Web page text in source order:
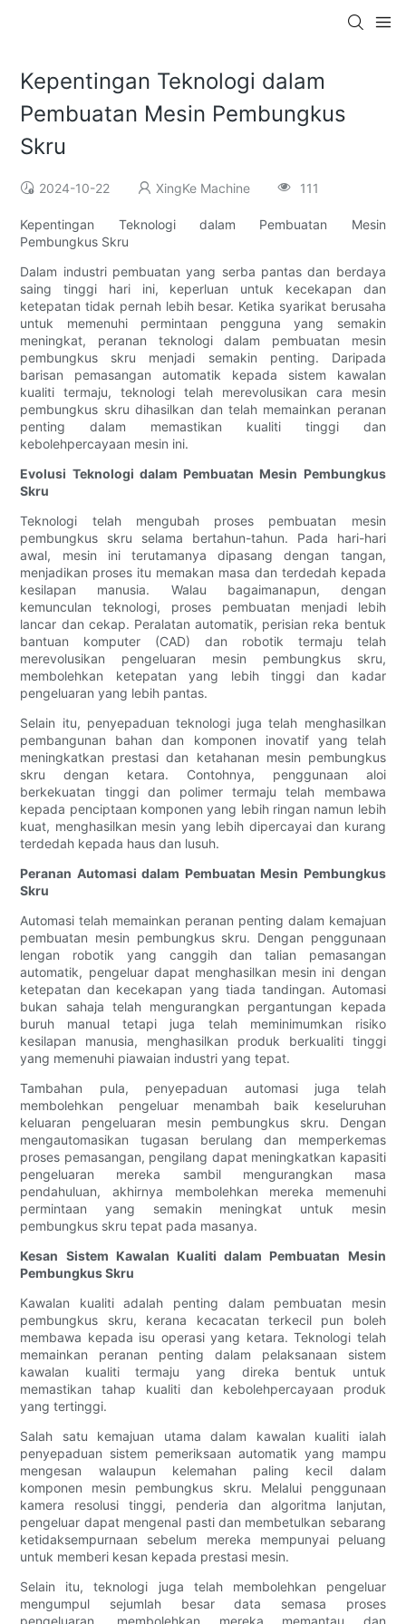
Kepentingan Teknologi dalam
Pembuatan Mesin Pembungkus
Skru
2024-10-22 XingKe Machine 111
Kepentingan Teknologi dalam Pembuatan Mesin
Pembungkus Skru
Dalam industri pembuatan yang serba pantas dan berdaya
saing tinggi hari ini, keperluan untuk kecekapan dan
ketepatan tidak pernah lebih besar. Ketika syarikat berusaha
untuk memenuhi permintaan pengguna yang semakin
meningkat, peranan teknologi dalam pembuatan mesin
pembungkus skru menjadi semakin penting. Daripada
barisan pemasangan automatik kepada sistem kawalan
kualiti termaju, teknologi telah merevolusikan cara mesin
pembungkus skru dihasilkan dan telah memainkan peranan
penting dalam memastikan kualiti tinggi dan
kebolehpercayaan mesin ini.
Evolusi Teknologi dalam Pembuatan Mesin Pembungkus
Skru
Teknologi telah mengubah proses pembuatan mesin
pembungkus skru selama bertahun-tahun. Pada hari-hari
awal, mesin ini terutamanya dipasang dengan tangan,
menjadikan proses itu memakan masa dan terdedah kepada
kesilapan manusia. Walau bagaimanapun, dengan
kemunculan teknologi, proses pembuatan menjadi lebih
lancar dan cekap. Peralatan automatik, perisian reka bentuk
bantuan komputer (CAD) dan robotik termaju telah
merevolusikan pengeluaran mesin pembungkus skru,
membolehkan ketepatan yang lebih tinggi dan kadar
pengeluaran yang lebih pantas.
Selain itu, penyepaduan teknologi juga telah menghasilkan
pembangunan bahan dan komponen inovatif yang telah
meningkatkan prestasi dan ketahanan mesin pembungkus
skru dengan ketara. Contohnya, penggunaan aloi
berkekuatan tinggi dan polimer termaju telah membawa
kepada penciptaan komponen yang lebih ringan namun lebih
kuat, menghasilkan mesin yang lebih dipercayai dan kurang
terdedah kepada haus dan lusuh.
Peranan Automasi dalam Pembuatan Mesin Pembungkus
Skru
Automasi telah memainkan peranan penting dalam kemajuan
pembuatan mesin pembungkus skru. Dengan penggunaan
lengan robotik yang canggih dan talian pemasangan
automatik, pengeluar dapat menghasilkan mesin ini dengan
ketepatan dan kecekapan yang tiada tandingan. Automasi
bukan sahaja telah mengurangkan pergantungan kepada
buruh manual tetapi juga telah meminimumkan risiko
kesilapan manusia, menghasilkan produk berkualiti tinggi
yang memenuhi piawaian industri yang tepat.
Tambahan pula, penyepaduan automasi juga telah
membolehkan pengeluar menambah baik keseluruhan
keluaran pengeluaran mesin pembungkus skru. Dengan
mengautomasikan tugasan berulang dan memperkemas
proses pemasangan, pengilang dapat meningkatkan kapasiti
pengeluaran mereka sambil mengurangkan masa
pendahuluan, akhirnya membolehkan mereka memenuhi
permintaan yang semakin meningkat untuk mesin
pembungkus skru tepat pada masanya.
Kesan Sistem Kawalan Kualiti dalam Pembuatan Mesin
Pembungkus Skru
Kawalan kualiti adalah penting dalam pembuatan mesin
pembungkus skru, kerana kecacatan terkecil pun boleh
membawa kepada isu operasi yang ketara. Teknologi telah
memainkan peranan penting dalam pelaksanaan sistem
kawalan kualiti termaju yang direka bentuk untuk
memastikan tahap kualiti dan kebolehpercayaan produk
yang tertinggi.
Salah satu kemajuan utama dalam kawalan kualiti ialah
penyepaduan sistem pemeriksaan automatik yang mampu
mengesan walaupun kelemahan paling kecil dalam
komponen mesin pembungkus skru. Melalui penggunaan
kamera resolusi tinggi, penderia dan algoritma lanjutan,
pengeluar dapat mengenal pasti dan membetulkan sebarang
ketidaksempurnaan sebelum mereka mempunyai peluang
untuk memberi kesan kepada prestasi mesin.
Selain itu, teknologi juga telah membolehkan pengeluar
mengumpul sejumlah besar data semasa proses